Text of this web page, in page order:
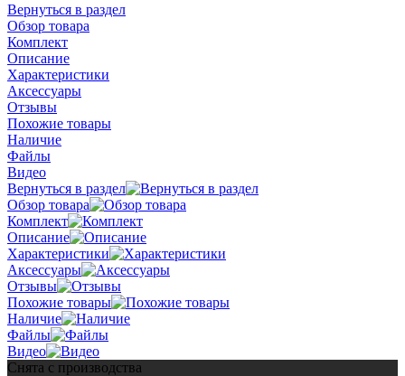
Вернуться в раздел
Обзор товара
Комплект
Описание
Характеристики
Аксессуары
Отзывы
Похожие товары
Наличие
Файлы
Видео
Вернуться в раздел
Обзор товара
Комплект
Описание
Характеристики
Аксессуары
Отзывы
Похожие товары
Наличие
Файлы
Видео
Снята с производства